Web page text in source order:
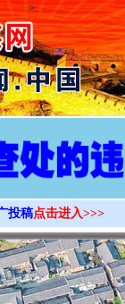
>
投稿点击进入>>>